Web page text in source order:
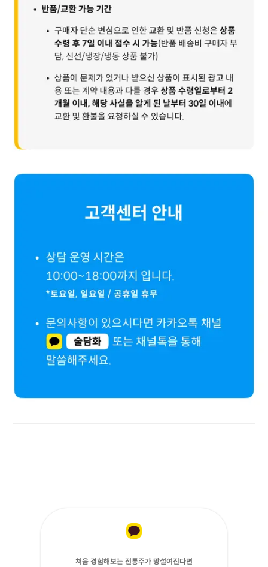
처음 경험해보는 전통주가 망설여진다면